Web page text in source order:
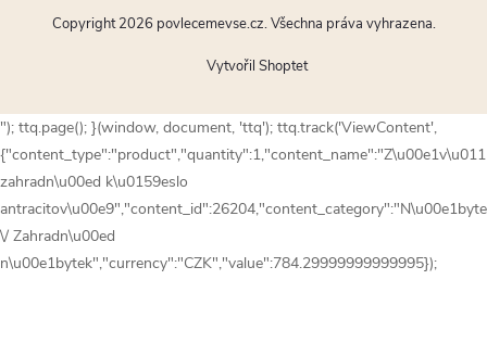
Vytvořil Shoptet
Copyright 2026 povlecemevse.cz. Všechna práva vyhrazena.
"); ttq.page(); }(window, document, 'ttq'); ttq.track('ViewContent',
zahradn\u00ed k\u0159eslo
\/ Zahradn\u00ed
n\u00e1bytek","currency":"CZK","value":784.29999999999995});